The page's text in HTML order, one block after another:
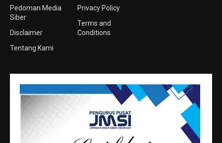
Pedoman Media
Siber
Disclaimer
Tentang Kami
Privacy Policy
Terms and
Conditions